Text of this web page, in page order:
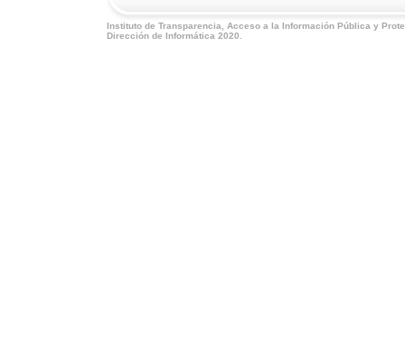
Instituto de Transparencia, Acceso a la Información Pública y
Dirección de Informática 2020.